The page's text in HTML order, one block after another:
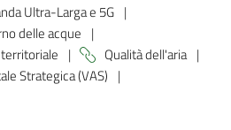
Ultra-Larga e 5G |
delle acque |
| Qualità dell'aria |
Strategica (VAS) |